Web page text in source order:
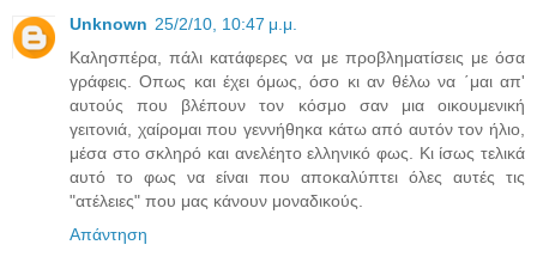
Unknown 25/2/10, 10:47 μ.μ.
Καλησπέρα, πάλι κατάφερες να με προβληματίσεις με όσα
γράφεις. Οπως και έχει όμως, όσο κι αν θέλω να ΄μαι απ'
αυτούς που βλέπουν τον κόσμο σαν μια οικουμενική
γειτονιά, χαίρομαι που γεννήθηκα κάτω από αυτόν τον ήλιο,
μέσα στο σκληρό και ανελέητο ελληνικό φως. Κι ίσως τελικά
αυτό το φως να είναι που αποκαλύπτει όλες αυτές τις
"ατέλειες" που μας κάνουν μοναδικούς.
Απάντηση